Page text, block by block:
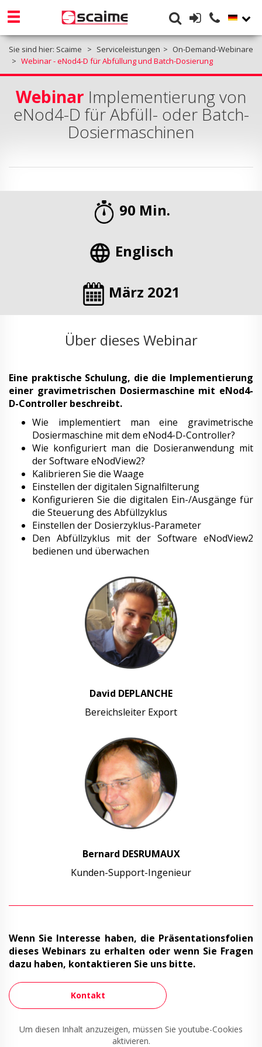
Sie sind hier: Scaime Serviceleistungen
On-Demand-Webinare
Webinar - eNod4-D für Abfüllung und Batch-Dosierung
Webinar Implementierung von
eNod4-D für Abfüll- oder Batch-
Dosiermaschinen
90 Min.
Englisch
März 2021
Über dieses Webinar
Eine praktische Schulung, die die Implementierung
einer gravimetrischen Dosiermaschine mit eNod4-
D-Controller beschreibt.
Wie implementiert man eine gravimetrische
Dosiermaschine mit dem eNod4-D-Controller?
Wie konfiguriert man die Dosieranwendung mit
der Software eNodView2?
Kalibrieren Sie die Waage
Einstellen der digitalen Signalfilterung
Konfigurieren Sie die digitalen Ein-/Ausgänge für
die Steuerung des Abfüllzyklus
Einstellen der Dosierzyklus-Parameter
Den Abfüllzyklus mit der Software eNodView2
bedienen und überwachen
David DEPLANCHE
Bereichsleiter Export
Bernard DESRUMAUX
Kunden-Support-Ingenieur
Wenn Sie Interesse haben, die Präsentationsfolien
dieses Webinars zu erhalten oder wenn Sie Fragen
dazu haben, kontaktieren Sie uns bitte.
Kontakt
Um diesen Inhalt anzuzeigen, müssen Sie youtube-Cookies
aktivieren.